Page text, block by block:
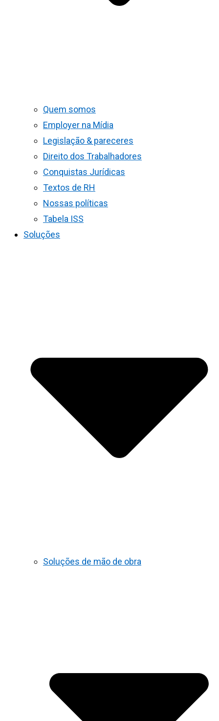
Quem somos
Employer na Mídia
Legislação & pareceres
Direito dos Trabalhadores
Conquistas Jurídicas
Textos de RH
Nossas políticas
Tabela ISS
Soluções
Soluções de mão de obra